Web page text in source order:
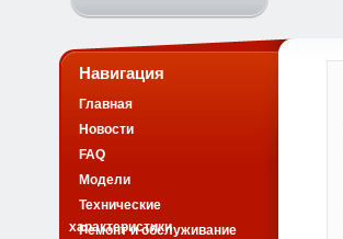
Навигация
Главная
Новости
FAQ
Модели
Технические
характеристики
Ремонт и обслуживание